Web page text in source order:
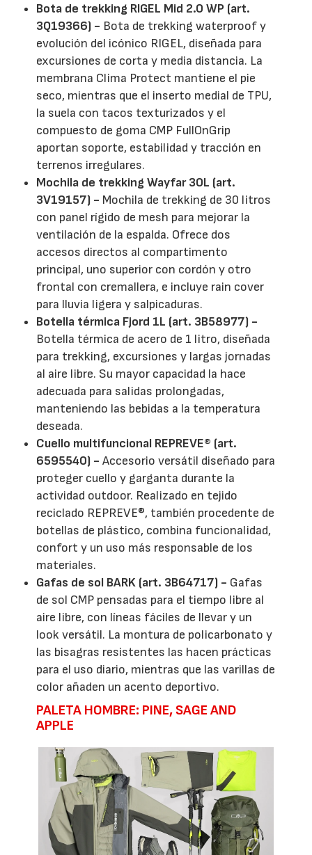
Bota de trekking RIGEL Mid 2.0 WP (art.
3Q19366) - Bota de trekking waterproof y
evolución del icónico RIGEL, diseñada para
excursiones de corta y media distancia. La
membrana Clima Protect mantiene el pie
seco, mientras que el inserto medial de TPU,
la suela con tacos texturizados y el
compuesto de goma CMP FullOnGrip
aportan soporte, estabilidad y tracción en
terrenos irregulares.
Mochila de trekking Wayfar 30L (art.
3V19157) - Mochila de trekking de 30 litros
con panel rígido de mesh para mejorar la
ventilación de la espalda. Ofrece dos
accesos directos al compartimento
principal, uno superior con cordón y otro
frontal con cremallera, e incluye rain cover
para lluvia ligera y salpicaduras.
Botella térmica Fjord 1L (art. 3B58977) -
Botella térmica de acero de 1 litro, diseñada
para trekking, excursiones y largas jornadas
al aire libre. Su mayor capacidad la hace
adecuada para salidas prolongadas,
manteniendo las bebidas a la temperatura
deseada.
Cuello multifuncional REPREVE® (art.
6595540) - Accesorio versátil diseñado para
proteger cuello y garganta durante la
actividad outdoor. Realizado en tejido
reciclado REPREVE®, también procedente de
botellas de plástico, combina funcionalidad,
confort y un uso más responsable de los
materiales.
Gafas de sol BARK (art. 3B64717) - Gafas
de sol CMP pensadas para el tiempo libre al
aire libre, con líneas fáciles de llevar y un
look versátil. La montura de policarbonato y
las bisagras resistentes las hacen prácticas
para el uso diario, mientras que las varillas de
color añaden un acento deportivo.
PALETA HOMBRE: PINE, SAGE AND
APPLE